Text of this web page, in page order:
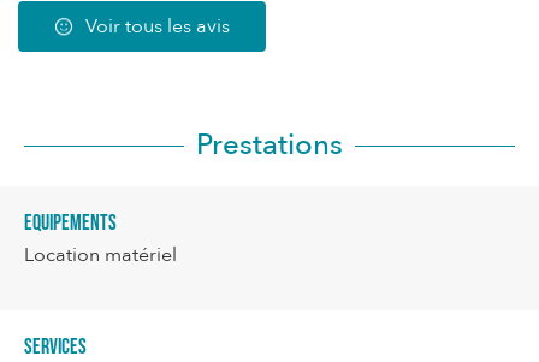
Voir tous les avis
Prestations
Equipements
Location matériel
Services